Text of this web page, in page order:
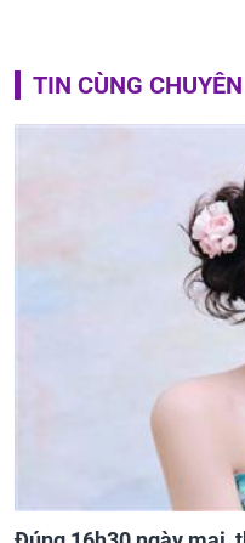
TIN CÙNG